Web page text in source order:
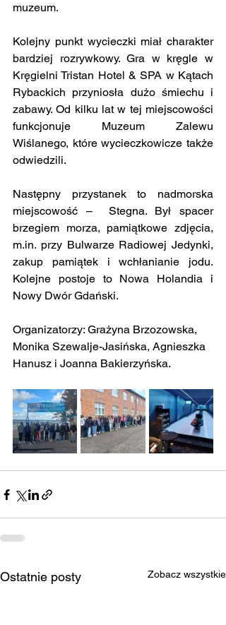
muzeum.
Kolejny punkt wycieczki miał charakter
bardziej rozrywkowy. Gra w kręgle w
Kręgielni Tristan Hotel & SPA w Kątach
Rybackich przyniosła dużo śmiechu i
zabawy. Od kilku lat w tej miejscowości
funkcjonuje Muzeum Zalewu
Wiślanego, które wycieczkowicze także
odwiedzili.
Następny przystanek to nadmorska
miejscowość –  Stegna. Był spacer
brzegiem morza, pamiątkowe zdjęcia,
m.in. przy Bulwarze Radiowej Jedynki,
zakup pamiątek i wchłanianie jodu.
Kolejne postoje to Nowa Holandia i
Nowy Dwór Gdański.
Organizatorzy: Grażyna Brzozowska,
Monika Szewalje-Jasińska, Agnieszka
Hanusz i Joanna Bakierzyńska.
Ostatnie posty Zobacz wszystkie